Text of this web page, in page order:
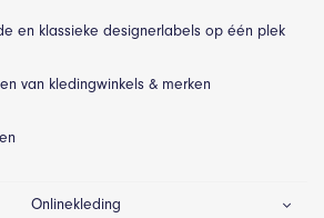
en klassieke designerlabels op één plek
van kledingwinkels & merken
Onlinekleding